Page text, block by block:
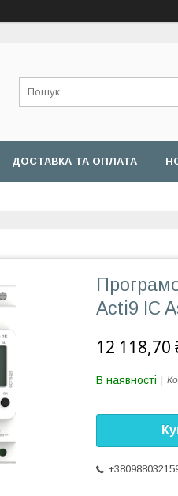
ДОСТАВКА ТА ОПЛАТА
Acti9 IC
12 118,70
В наявності